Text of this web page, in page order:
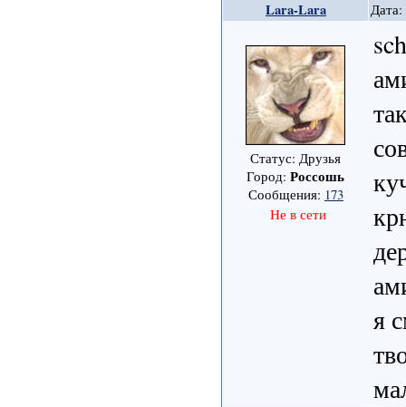
Lara-Lara
Статус: Друзья
Город:Россошь
Сообщения: 173
Не в сети
я